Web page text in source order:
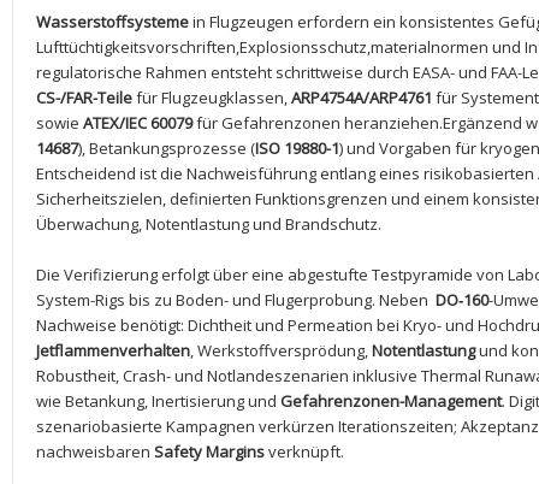
Wasserstoffsystemein Flugzeugen erfordern ein konsistentes
Lufttüchtigkeitsvorschriften,Explosionsschutz,materialnormen und
regulatorische Rahmen entsteht schrittweise durch EASA-‍ und ⁣FAA-
CS-/FAR-Teile⁤für Flugzeugklassen,ARP4754A/ARP4761 ​für
sowie ATEX/IEC 60079‍für Gefahrenzonen heranziehen.Ergänzend
14687), Betankungsprozesse⁤ (ISO 19880-1) ⁣und Vorgaben für
Entscheidend ist die Nachweisführung entlang eines
Sicherheitszielen, definierten Funktionsgrenzen ⁣und einem
Überwachung, Notentlastung und​ Brandschutz.
Die⁢ Verifizierung erfolgt über ⁢eine abgestufte ⁤Testpyramide‍ von⁤
System-Rigs bis zu Boden- ⁣und Flugerprobung. Neben ⁤ DO‑160-
Nachweise benötigt: Dichtheit und‍ Permeation bei Kryo- und
Jetflammenverhalten, Werkstoffversprödung,​Notentlastungund⁢
Robustheit, Crash- und Notlandeszenarien ⁤inklusive Thermal⁤
wie Betankung, Inertisierung und Gefahrenzonen-Management.
szenariobasierte Kampagnen verkürzen Iterationszeiten;
nachweisbaren Safety Marginsverknüpft.